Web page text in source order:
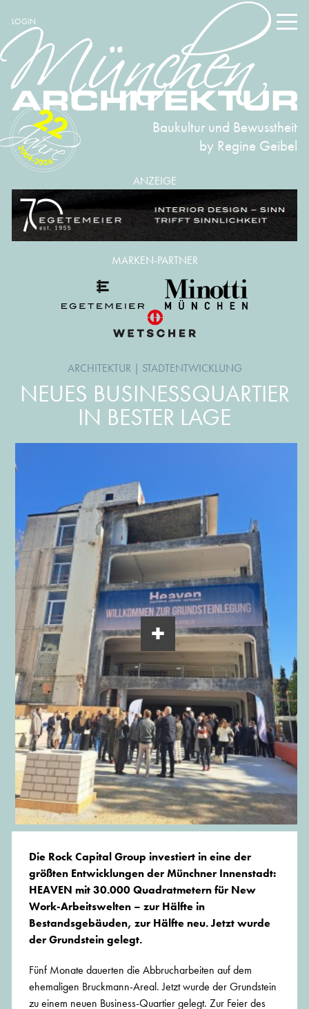
LOGIN
Baukultur und Bewusstheit
by Regine Geibel
2004-2026
22
ANZEIGE
ARCHITEKTUR | STADTENTWICKLUNG
NEUES BUSINESSQUARTIER
IN BESTER LAGE
Die Rock Capital Group investiert in eine der
größten Entwicklungen der Münchner Innenstadt:
HEAVEN mit 30.000 Quadratmetern für New
Work-Arbeitswelten – zur Hälfte in
Bestandsgebäuden, zur Hälfte neu. Jetzt wurde
der Grundstein gelegt.
Fünf Monate dauerten die Abbrucharbeiten auf dem
ehemaligen Bruckmann-Areal. Jetzt wurde der Grundstein
zu einem neuen Business-Quartier gelegt. Zur Feier des